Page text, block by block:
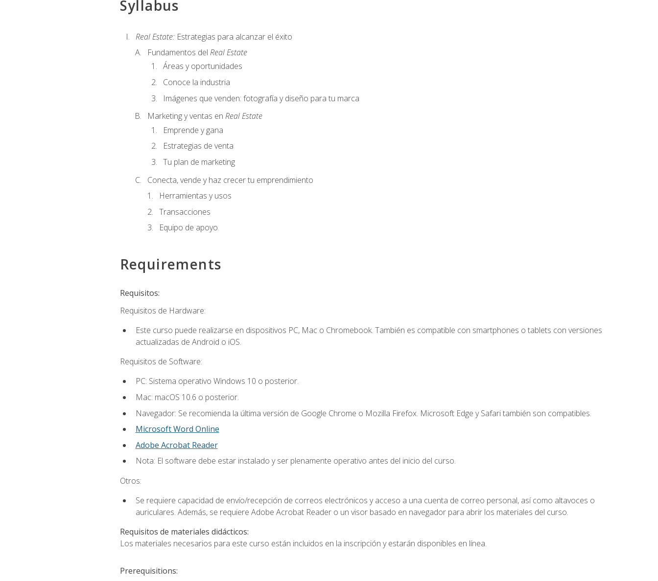
Syllabus
Real Estate: Estrategias para alcanzar el éxito
Fundamentos del Real Estate
Áreas y oportunidades
Conoce la industria
Imágenes que venden: fotografía y diseño para tu marca
Marketing y ventas en Real Estate
Emprende y gana
Estrategias de venta
Tu plan de marketing
Conecta, vende y haz crecer tu emprendimiento
Herramientas y usos
Transacciones
Equipo de apoyo
Requirements
Requisitos:
Requisitos de Hardware:
Este curso puede realizarse en dispositivos PC, Mac o Chromebook. También es compatible con smartphones o tablets con versiones
actualizadas de Android o iOS.
Requisitos de Software:
PC: Sistema operativo Windows 10 o posterior.
Mac: macOS 10.6 o posterior.
Navegador: Se recomienda la última versión de Google Chrome o Mozilla Firefox. Microsoft Edge y Safari también son compatibles.
Microsoft Word Online
Adobe Acrobat Reader
Nota: El software debe estar instalado y ser plenamente operativo antes del inicio del curso.
Otros:
Se requiere capacidad de envío/recepción de correos electrónicos y acceso a una cuenta de correo personal, así como altavoces o
auriculares. Además, se requiere Adobe Acrobat Reader o un visor basado en navegador para abrir los materiales del curso.
Requisitos de materiales didácticos:
Los materiales necesarios para este curso están incluidos en la inscripción y estarán disponibles en línea.
Prerequisitions: